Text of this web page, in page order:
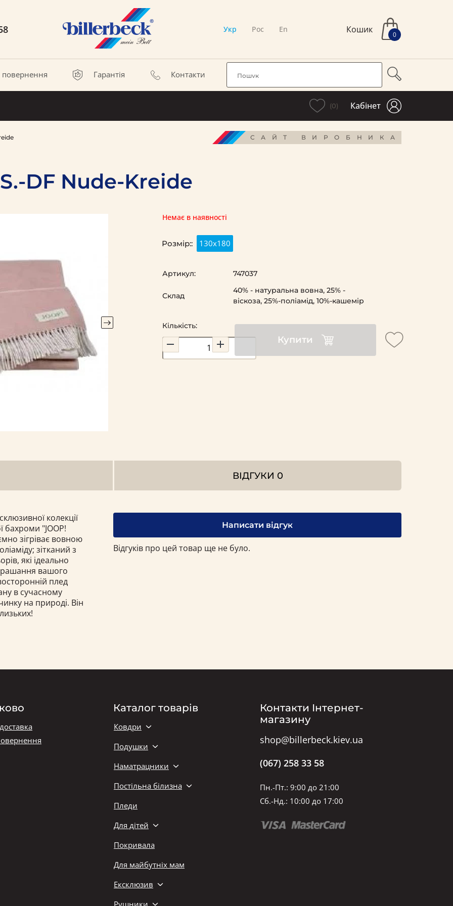
Укр Рос En Кошик 0
повернення Гарантія Контакти
(0) Кабінет
САЙТ ВИРОБНИКА
DF Nude-Kreide
Немає в наявності
Розмір:: 130x180
Кількість:
Купити
Артикул: 747037
Склад
40% - натуральна вовна, 25% -
віскоза, 25%-поліамід, 10%-кашемір
ВІДГУКИ 0
колекції
бахроми "JOOP!
зігріває вовною
зітканий з
які ідеально
вашого
плед
в сучасному
на природі. Він
Написати відгук
Відгуків про цей товар ще не було.
Каталог товарів
Ковдри
Подушки
Наматрацники
Постільна білизна
Пледи
Для дітей
Покривала
Для майбутніх мам
Ексклюзив
Рушники
Контакти Інтернет-
магазину
shop@billerbeck.kiev.ua
(067) 258 33 58
Пн.-Пт.: 9:00 до 21:00
Сб.-Нд.: 10:00 до 17:00